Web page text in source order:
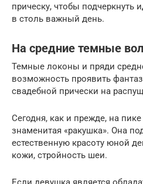
прическу, чтобы подчеркнуть
в столь важный день.
На средние темные
Темные локоны и пряди
возможность проявить
свадебной прически на
Сегодня, как и прежде, на
знаменитая «ракушка». Она
естественную красоту юной
кожи, стройность шеи.